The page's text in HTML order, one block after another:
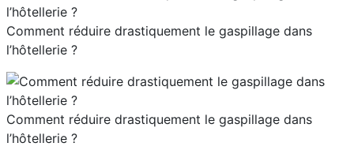
Comment réduire drastiquement le gaspillage dans
l’hôtellerie ?
Comment réduire drastiquement le gaspillage dans
l’hôtellerie ?